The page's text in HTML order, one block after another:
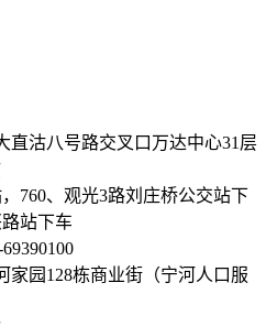
直沽八号路交叉口万达中心31层
760、观光3路刘庄桥公交站下
站下车
家园128栋商业街（宁河人口服